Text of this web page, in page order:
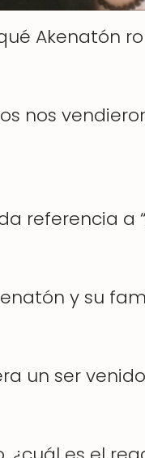
Akenatón
nos
referencia
y su
un ser